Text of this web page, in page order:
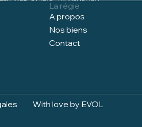
La régie
A propos
Nos biens
Contact
With love by EVOL